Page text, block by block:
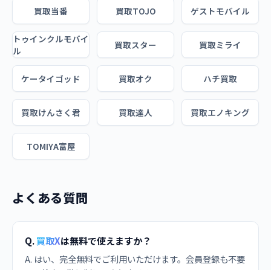
買取当番 買取TOJO ゲストモバイル
トゥインクルモバイ
ル
買取スター 買取ミライ
ケータイゴッド 買取オク ハチ買取
買取けんさく君 買取達人 買取エノキング
TOMIYA富屋
よくある質問
Q.買取Xは無料で使えますか？
A. はい、完全無料でご利用いただけます。会員登録も不要